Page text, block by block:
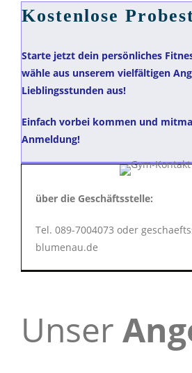
Kostenlose
Starte jetzt dein persönliches
wähle aus unserem vielfältigen
Lieblingsstunden aus!
Einfach vorbei kommen und
Anmeldung!
über die Geschäftsstelle:
Tel. 089-7004073 oder
blumenau.de
Unser